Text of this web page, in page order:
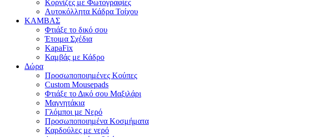
Κορνίζες με Φωτογραφίες
Αυτοκόλλητα Κάδρα Τοίχου
ΚΑΜΒΑΣ
Φτιάξε το δικό σου
Έτοιμα Σχέδια
KapaFix
Καμβάς με Κάδρο
Δώρα
Προσωποποιημένες Κούπες
Custom Mousepads
Φτιάξε το Δικό σου Μαξιλάρι
Μαγνητάκια
Γλόµποι µε Νερό
Προσωποποιημένα Κοσμήματα
Καρδούλες με νερό